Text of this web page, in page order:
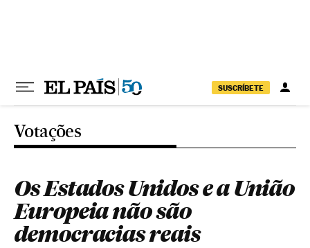
SUSCRÍBETE
Votações
Os Estados Unidos e a União
Europeia não são
democracias reais